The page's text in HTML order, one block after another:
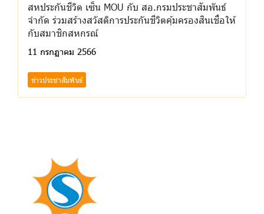
สหประกันชีวิต เซ็น MOU กับ สอ.กรมประชาสัมพันธ์
จำกัด ร่วมสร้างสวัสดิการประกันชีวิตคุ้มครองสินเชื่อให้
กับสมาชิกสหกรณ์
11 กรกฏาคม 2566
ข่าวประชาสัมพันธ์